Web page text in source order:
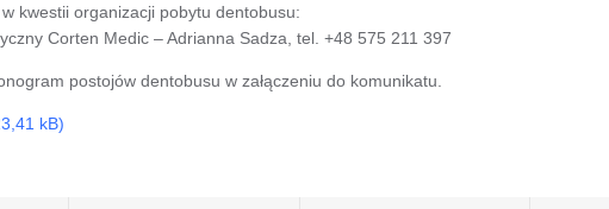
kwestii organizacji pobytu dentobusu:
Corten Medic – Adrianna Sadza, tel. +48 575 211 397
postojów dentobusu w załączeniu do komunikatu.